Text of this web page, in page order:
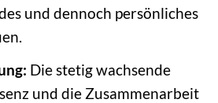
und dennoch persönliches
Die stetig wachsende
und die Zusammenarbeit